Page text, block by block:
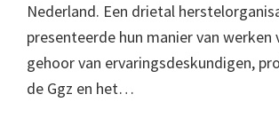
Nederland. Een drietal
presenteerde hun manier van werken
gehoor van ervaringsdeskundigen,
de Ggz en het…